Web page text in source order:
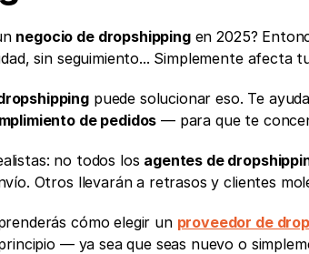
negocio de dropshipping en 2025?
sin seguimiento... Simplemente afecta
puede solucionar eso. Te
de pedidos — para que te
no todos los agentes de
Otros llevarán a retrasos y clientes
cómo elegir un proveedor de
— ya sea que seas nuevo o